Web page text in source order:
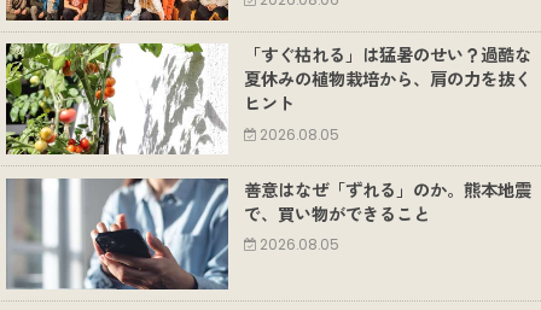
「すぐ枯れる」は猛暑のせい？過酷な
夏休みの植物栽培から、肩の力を抜く
ヒント
2026.08.05
善意はなぜ「ずれる」のか。熊本地震
で、買い物ができること
2026.08.05